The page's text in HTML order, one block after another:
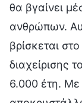
θα βγαίνει
ανθρώπων.
βρίσκεται
διαχείρισης
6.000 έτη. Με